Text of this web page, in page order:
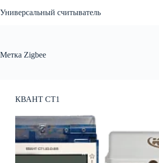
к
Универсальный считыватель
Метка Zigbee
КВАНТ СТ1